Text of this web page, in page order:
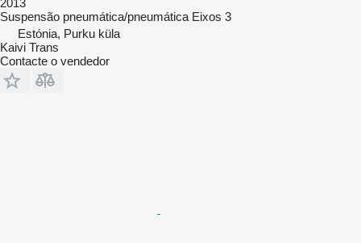
Suspensão pneumática/pneumática Eixos 3
Estónia, Purku küla
Kaivi Trans
Contacte o vendedor